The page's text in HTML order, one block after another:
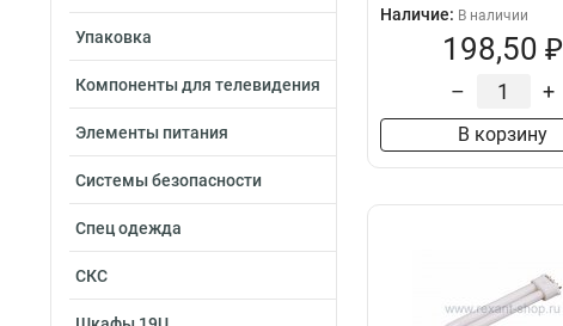
Упаковка
Компоненты для телевидения
Элементы питания
Системы безопасности
Спец одежда
СКС
Наличие: В наличии
198,50 ₽
– +
В корзину